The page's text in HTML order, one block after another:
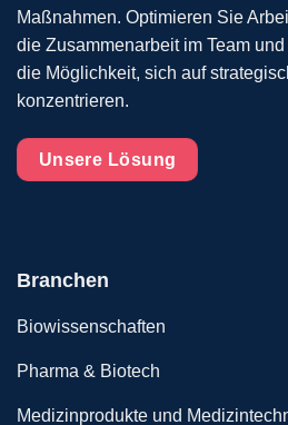
Maßnahmen. Optimieren Sie
die Zusammenarbeit im Team
die Möglichkeit, sich auf
konzentrieren.
Unsere Lösung
Branchen
Biowissenschaften
Pharma & Biotech
Medizinprodukte und